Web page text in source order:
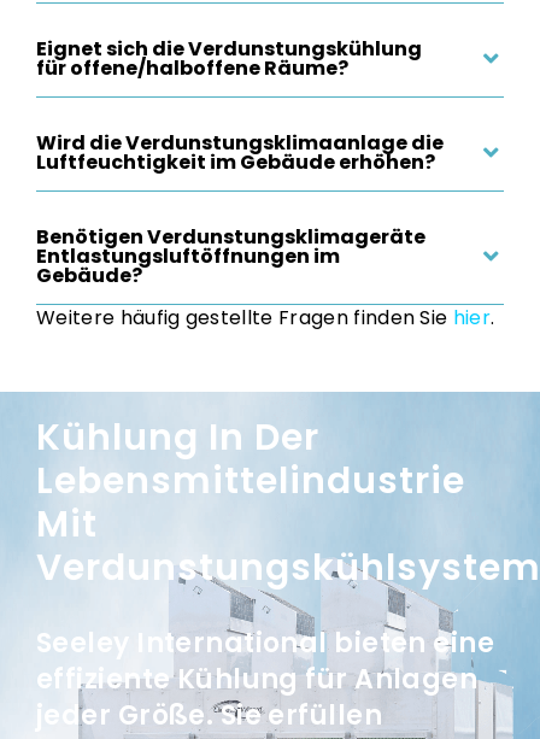
Eignet sich die Verdunstungskühlung
für offene/halboffene Räume?
Wird die Verdunstungsklimaanlage die
Luftfeuchtigkeit im Gebäude erhöhen?
Benötigen Verdunstungsklimageräte
Entlastungsluftöffnungen im
Gebäude?
Weitere häufig gestellte Fragen finden Sie hier.
Kühlung In Der
Lebensmittelindustrie
Mit
Verdunstungskühlsystem
Seeley International bieten eine
effiziente Kühlung für Anlagen
jeder Größe. Sie erfüllen